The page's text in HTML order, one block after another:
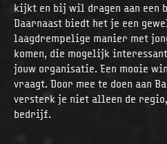
kijkt en bij wil dragen aan een
Daarnaast biedt het je een
laagdrempelige manier met
komen, die mogelijk
jouw organisatie. Een mooie
vraagt. Door mee te doen aan
versterk je niet alleen de
bedrijf.